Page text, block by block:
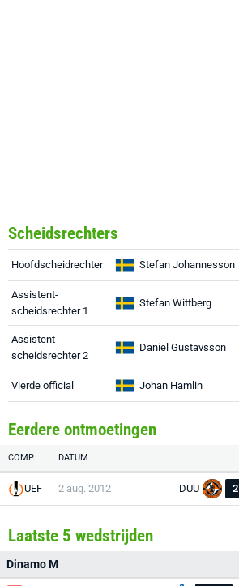
Scheidsrechters
Hoofdscheidrechter Stefan Johannesson
Assistent-
scheidsrechter 1
Stefan Wittberg
Assistent-
scheidsrechter 2
Daniel Gustavsson
Vierde official Johan Hamlin
Eerdere ontmoetingen
COMP. DATUM
UEF 2 aug. 2012 DUU 2
Laatste 5 wedstrijden
Dinamo M